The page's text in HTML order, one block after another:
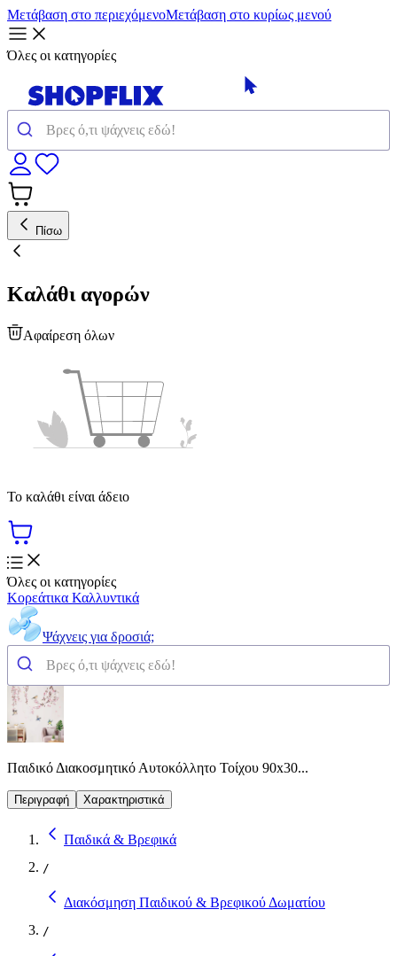
Μετάβαση στο περιεχόμενοΜετάβαση στο κυρίως μενού
Όλες οι κατηγορίες
Πίσω
Καλάθι αγορών
Αφαίρεση όλων
Το καλάθι είναι άδειο
Όλες οι κατηγορίες
Κορεάτικα Καλλυντικά
Ψάχνεις για δροσιά;
Παιδικό Διακοσμητικό Αυτοκόλλητο Τοίχου 90x30...
Περιγραφή Χαρακτηριστικά
Παιδικά & Βρεφικά
/
Διακόσμηση Παιδικού & Βρεφικού Δωματίου
/